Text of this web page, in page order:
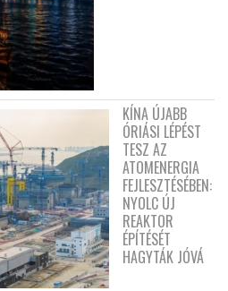
KÍNA ÚJABB
ÓRIÁSI LÉPÉST
TESZ AZ
ATOMENERGIA
FEJLESZTÉSÉBEN:
NYOLC ÚJ
REAKTOR
ÉPÍTÉSÉT
HAGYTÁK JÓVÁ